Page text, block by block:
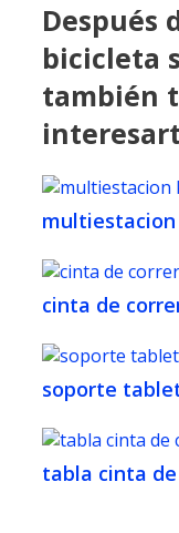
Después
bicicleta
también
cinta de
soporte
tabla cinta